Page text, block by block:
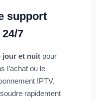
support
7
jour et nuitpour
l’achat ou le
IPTV,
rapidement